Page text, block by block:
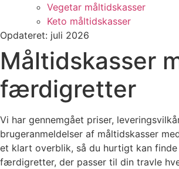
Vegetar måltidskasser
Keto måltidskasser
Opdateret: juli 2026
Måltidskasser
færdigretter
Vi har gennemgået priser,
brugeranmeldelser af måltidskasser
et klart overblik, så du hurtigt kan finde
færdigretter, der passer til din travle